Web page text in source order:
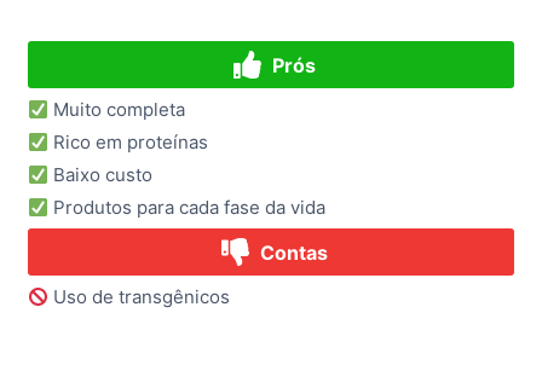
Prós
Muito completa
Rico em proteínas
Baixo custo
Produtos para cada fase da vida
Contas
Uso de transgênicos